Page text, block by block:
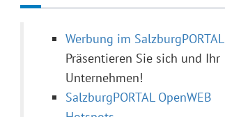
Werbung im SalzburgPORTAL
Präsentieren Sie sich und Ihr
Unternehmen!
SalzburgPORTAL OpenWEB